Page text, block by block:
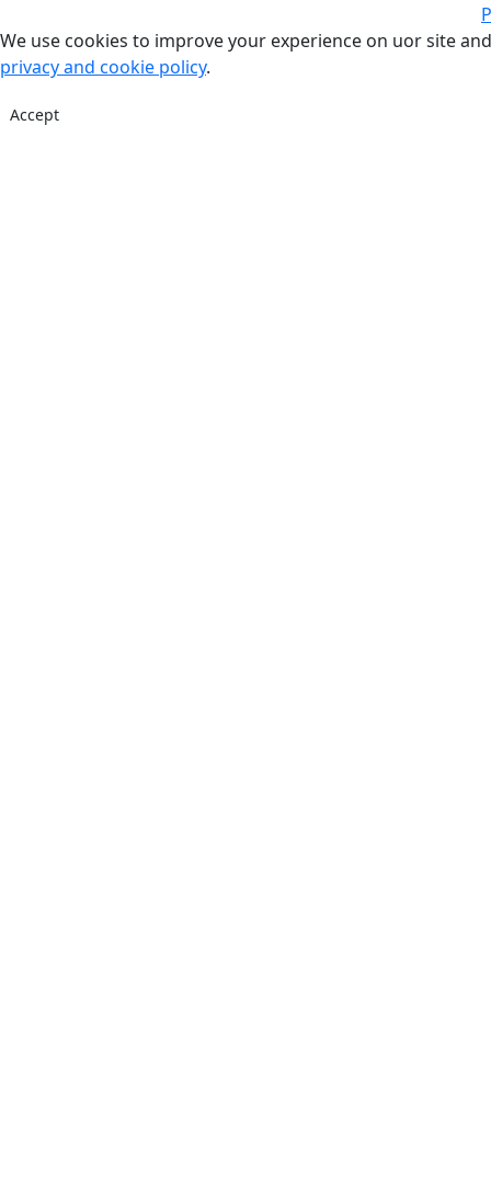
We use cookies to improve your experience on uor site
privacy and cookie policy.
Accept